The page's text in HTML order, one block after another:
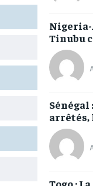
ACTU
ACTU
ACTU
ACTU
Nigeria-
Tinubu
arrêtés,